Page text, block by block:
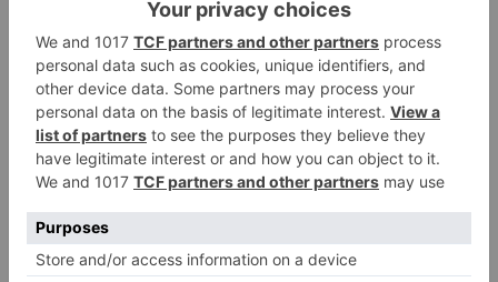
3
Un libro rescata la historia y
memoria del pueblo burgalés de
Huérmeces
4
CCOO Burgos tramita más de 200
expedientes de regularización
de inmigrantes
5
El PSOE denuncia que las
piscinas municipales de Burgos